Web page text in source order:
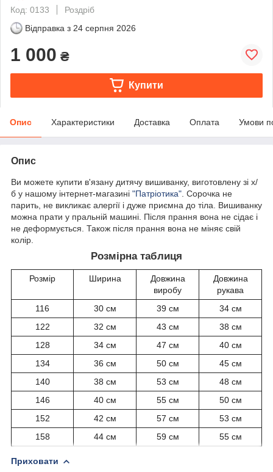
Код: 0133
Роздріб
Відправка з 24 серпня 2026
1 000 ₴
Купити
Опис Характеристики Доставка Оплата Умови
Опис
Ви можете купити в'язану дитячу вишиванку, виготовлену зі х/
б у нашому інтернет-магазині "Патріотика" . Сорочка не
парить, не викликає алергії і дуже приємна до тіла. Вишиванку
можна прати у пральній машині. Після прання вона не сідає і
не деформується. Також після прання вона не міняє свій
колір.
Розмірна таблиця
Розмір Ширина
Довжина
виробу
Довжина
рукава
116
30 см 39 см
34 см
122
32 см 43 см
38 см
128
34 см 47 см
40 см
134
36 см 50 см
45 см
140
38 см 53 см
48 см
146
40 см 55 см
50 см
152
42 см 57 см
53 см
158
44 см 59 см 55 см
Приховати